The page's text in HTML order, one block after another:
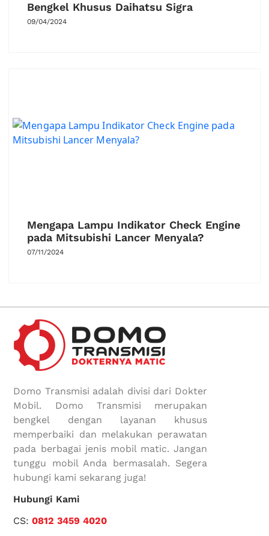
Bengkel Khusus Daihatsu Sigra
09/04/2024
Mengapa Lampu Indikator Check Engine
pada Mitsubishi Lancer Menyala?
07/11/2024
Domo Transmisi adalah divisi dari Dokter
Mobil. Domo Transmisi merupakan
bengkel dengan layanan khusus
memperbaiki dan melakukan perawatan
pada berbagai jenis mobil matic. Jangan
tunggu mobil Anda bermasalah. Segera
hubungi kami sekarang juga!
Hubungi Kami
CS:0812 3459 4020